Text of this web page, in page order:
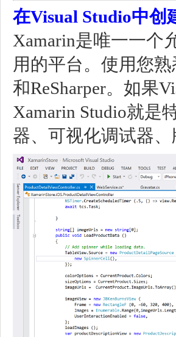
在Visual Studio中创
Xamarin是唯一一个
用的平台。使用您
和ReSharper。如果
Xamarin Studio就是
器、可视化调试器